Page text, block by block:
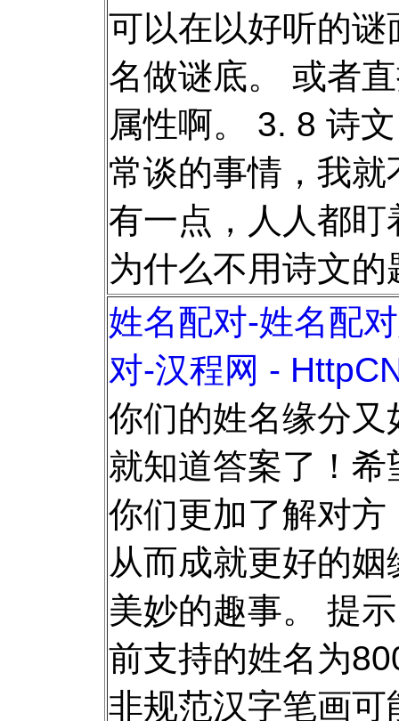
可以在以好听的
名做谜底。 或者
属性啊。 3. 8 诗
常谈的事情，我
有一点，人人都
为什么不用诗文
姓名配对-姓名配
对-汉程网 -
你们的姓名缘分
就知道答案了！
你们更加了解对
从而成就更好的
美妙的趣事。 提
前支持的姓名为
非规范汉字笔画